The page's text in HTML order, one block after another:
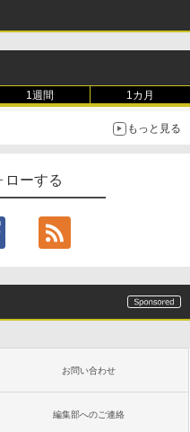
1週間 1カ月
もっと見る
ローする
お問い合わせ
編集部へのご連絡